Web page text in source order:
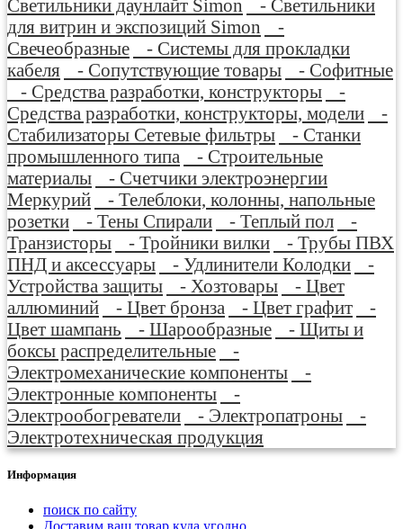
Светильники даунлайт Simon
- Светильники
для витрин и экспозиций Simon
-
Свечеобразные
- Системы для прокладки
кабеля
- Сопутствующие товары
- Софитные
- Средства разработки, конструкторы
-
Средства разработки, конструкторы, модели
-
Стабилизаторы Сетевые фильтры
- Станки
промышленного типа
- Строительные
материалы
- Счетчики электроэнергии
Меркурий
- Телеблоки, колонны, напольные
розетки
- Тены Спирали - Теплый пол
-
Транзисторы
- Тройники вилки
- Трубы ПВХ
ПНД и аксессуары
- Удлинители Колодки
-
Устройства защиты
- Хозтовары
- Цвет
аллюминий
- Цвет бронза - Цвет графит
-
Цвет шампань
- Шарообразные
- Щиты и
боксы распределительные
-
Электромеханические компоненты
-
Электронные компоненты
-
Электрообогреватели
- Электропатроны
-
Электротехническая продукция
Информация
поиск по сайту
Доставим ваш товар куда угодно